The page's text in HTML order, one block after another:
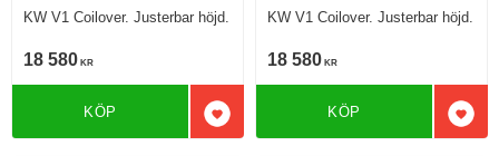
KW V1 Coilover. Justerbar höjd.
18 580 KR
Lägg till i favoriter
KÖP
KW V1 Coilover. Justerbar höjd.
18 580 KR
KÖP